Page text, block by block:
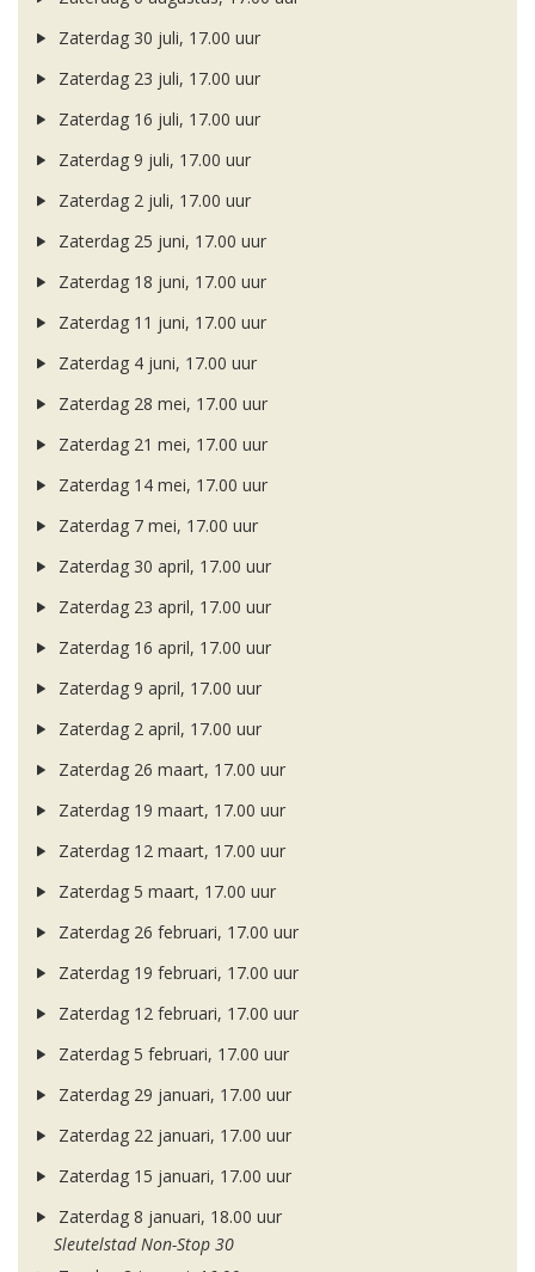
Zaterdag 30 juli, 17.00 uur
Zaterdag 23 juli, 17.00 uur
Zaterdag 16 juli, 17.00 uur
Zaterdag 9 juli, 17.00 uur
Zaterdag 2 juli, 17.00 uur
Zaterdag 25 juni, 17.00 uur
Zaterdag 18 juni, 17.00 uur
Zaterdag 11 juni, 17.00 uur
Zaterdag 4 juni, 17.00 uur
Zaterdag 28 mei, 17.00 uur
Zaterdag 21 mei, 17.00 uur
Zaterdag 14 mei, 17.00 uur
Zaterdag 7 mei, 17.00 uur
Zaterdag 30 april, 17.00 uur
Zaterdag 23 april, 17.00 uur
Zaterdag 16 april, 17.00 uur
Zaterdag 9 april, 17.00 uur
Zaterdag 2 april, 17.00 uur
Zaterdag 26 maart, 17.00 uur
Zaterdag 19 maart, 17.00 uur
Zaterdag 12 maart, 17.00 uur
Zaterdag 5 maart, 17.00 uur
Zaterdag 26 februari, 17.00 uur
Zaterdag 19 februari, 17.00 uur
Zaterdag 12 februari, 17.00 uur
Zaterdag 5 februari, 17.00 uur
Zaterdag 29 januari, 17.00 uur
Zaterdag 22 januari, 17.00 uur
Zaterdag 15 januari, 17.00 uur
Zaterdag 8 januari, 18.00 uur
Sleutelstad Non-Stop 30